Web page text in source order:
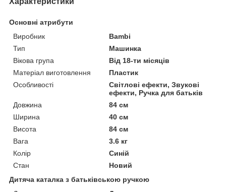
Основні атрибути
Виробник
Bambi
Тип
Машинка
Вікова група
Від 18-ти місяців
Матеріал виготовлення
Пластик
Особливості
Світлові ефекти, Звукові
ефекти, Ручка для батьків
Довжина
84 см
Ширина
40 см
Висота
84 см
Вага
3.6 кг
Колір
Синій
Стан
Новий
Дитяча каталка з батьківською ручкою